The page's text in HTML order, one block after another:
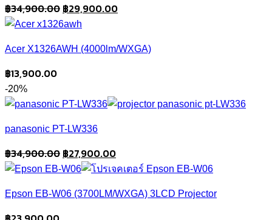
฿34,900.00 Original
price
฿34,900.00.
฿29,900.00Current
฿29,900.00.
Acer X1326AWH (4000lm/WXGA)
฿13,900.00
-20%
panasonic PT-LW336
฿34,900.00 Original
price
฿34,900.00.
฿27,900.00Current
price
฿27,900.00.
Epson EB-W06 (3700LM/WXGA) 3LCD Projector